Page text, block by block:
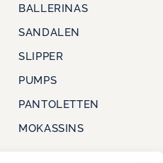
BALLERINAS
SANDALEN
SLIPPER
PUMPS
PANTOLETTEN
MOKASSINS